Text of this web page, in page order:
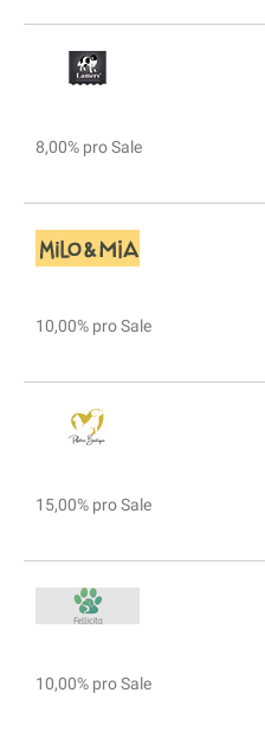
8,00% pro Sale
10,00% pro Sale
15,00% pro Sale
10,00% pro Sale